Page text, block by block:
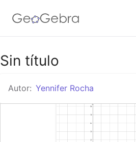
Google Classroom
GeoGebra Classroom
Abrir sesión
Sin título
Autor: Yennifer Rocha